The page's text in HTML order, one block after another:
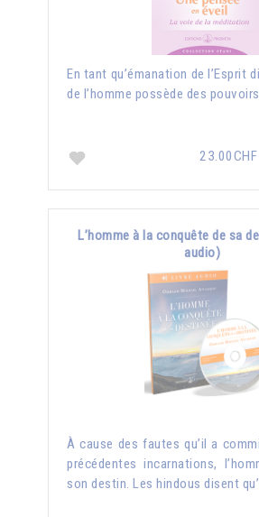
En tant qu’émanation de l’Esprit
de l’homme possède des
23.00CHF
L’homme à la conquête de sa
audio)
À cause des fautes qu’il a
précédentes incarnations,
son destin. Les hindous disent